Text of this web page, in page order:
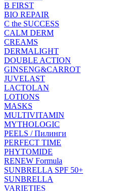
B FIRST
BIO REPAIR
C the SUCCESS
CALM DERM
CREAMS
DERMALIGHT
DOUBLE ACTION
GINSENG&CARROT
JUVELAST
LACTOLAN
LOTIONS
MASKS
MULTIVITAMIN
MYTHOLOGIC
PEELS / Пилинги
PERFECT TIME
PHYTOMIDE
RENEW Formula
SUNBRELLA SPF 50+
SUNBRELLA
VARIETIES